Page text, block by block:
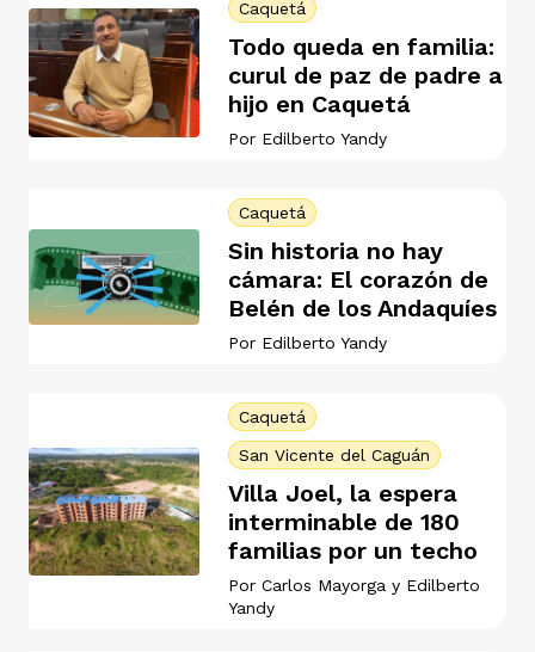
Caquetá
Todo queda en familia:
curul de paz de padre a
hijo en Caquetá
Por Edilberto Yandy
Caquetá
Sin historia no hay
cámara: El corazón de
Belén de los Andaquíes
Por Edilberto Yandy
Caquetá
San Vicente del Caguán
Villa Joel, la espera
interminable de 180
familias por un techo
Por Carlos Mayorga y Edilberto
Yandy